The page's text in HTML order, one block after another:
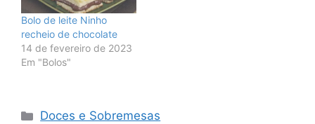
Bolo de leite Ninho
recheio de chocolate
14 de fevereiro de 2023
Em "Bolos"
Categorias
Doces e Sobremesas